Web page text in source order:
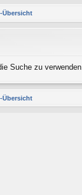
Übersicht
Suche zu verwenden.
Übersicht